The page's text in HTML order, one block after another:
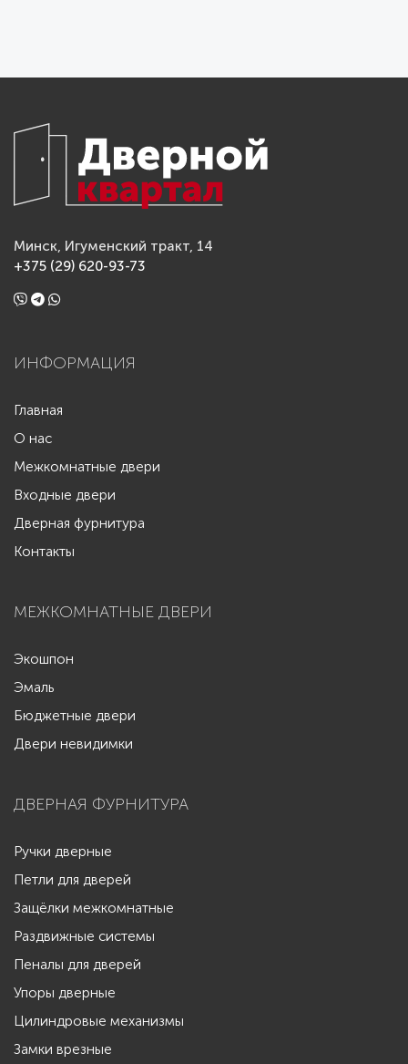
Минск, Игуменский тракт, 14
+375 (29) 620-93-73
ИНФОРМАЦИЯ
Главная
О нас
Межкомнатные двери
Входные двери
Дверная фурнитура
Контакты
МЕЖКОМНАТНЫЕ ДВЕРИ
Экошпон
Эмаль
Бюджетные двери
Двери невидимки
ДВЕРНАЯ ФУРНИТУРА
Ручки дверные
Петли для дверей
Защёлки межкомнатные
Раздвижные системы
Пеналы для дверей
Упоры дверные
Цилиндровые механизмы
Замки врезные